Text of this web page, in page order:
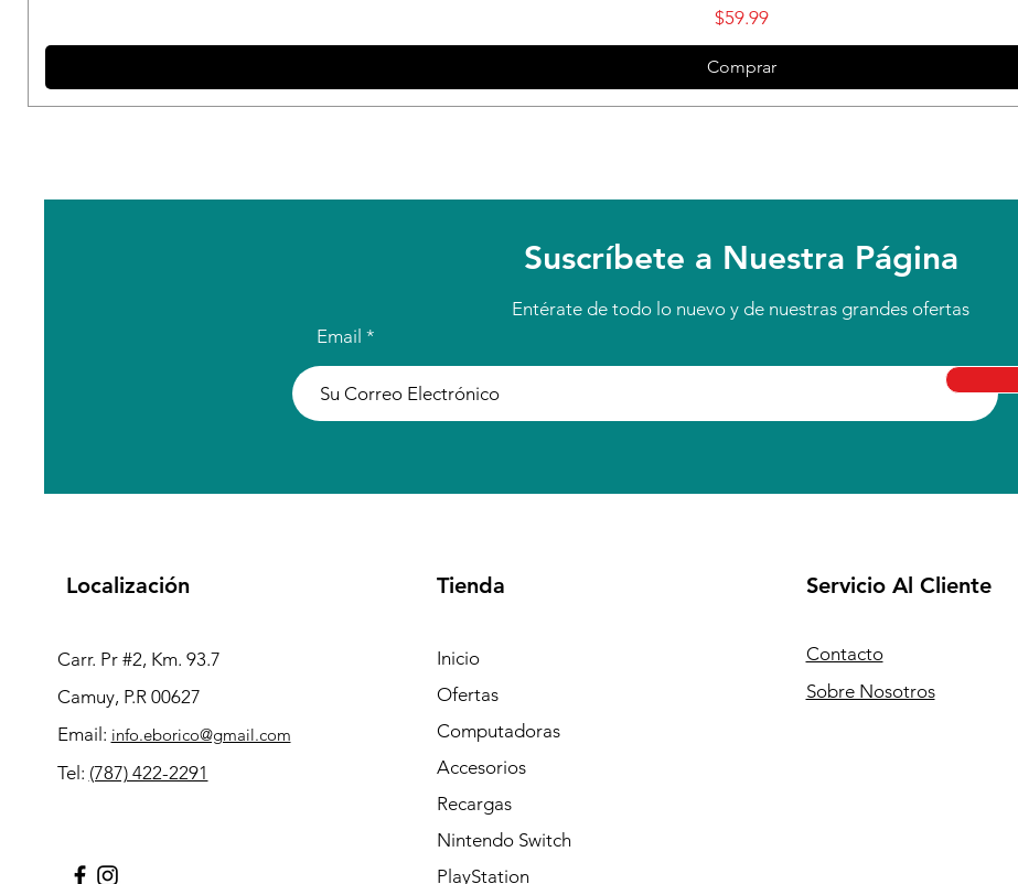
Precio
$59.99
Comprar
Suscríbete a Nuestra Página
Entérate de todo lo nuevo y de nuestras grandes ofertas
Email
Localización
Carr. Pr #2, Km. 93.7
Camuy, P.R 00627
Email: info.eborico@gmail.com
Tel: (787) 422-2291
Tienda
Inicio
Ofertas
Computadoras
Accesorios
Recargas
Nintendo Switch
PlayStation
Servicio Al Cliente
Contacto
Sobre Nosotros